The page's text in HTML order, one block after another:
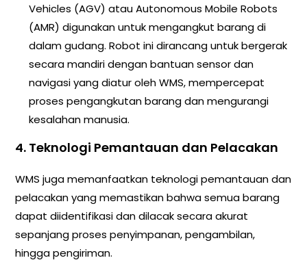
Vehicles (AGV) atau Autonomous Mobile Robots
(AMR) digunakan untuk mengangkut barang di
dalam gudang. Robot ini dirancang untuk bergerak
secara mandiri dengan bantuan sensor dan
navigasi yang diatur oleh WMS, mempercepat
proses pengangkutan barang dan mengurangi
kesalahan manusia.
4. Teknologi Pemantauan dan Pelacakan
WMS juga memanfaatkan teknologi pemantauan dan
pelacakan yang memastikan bahwa semua barang
dapat diidentifikasi dan dilacak secara akurat
sepanjang proses penyimpanan, pengambilan,
hingga pengiriman.